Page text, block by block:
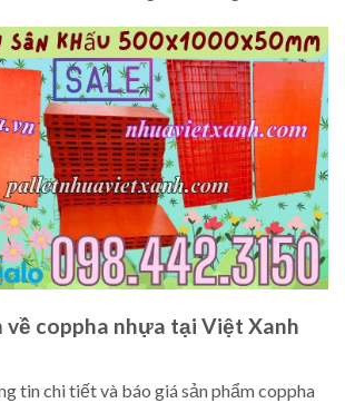
về coppha nhựa tại Việt Xanh
tin chi tiết và báo giá sản phẩm coppha